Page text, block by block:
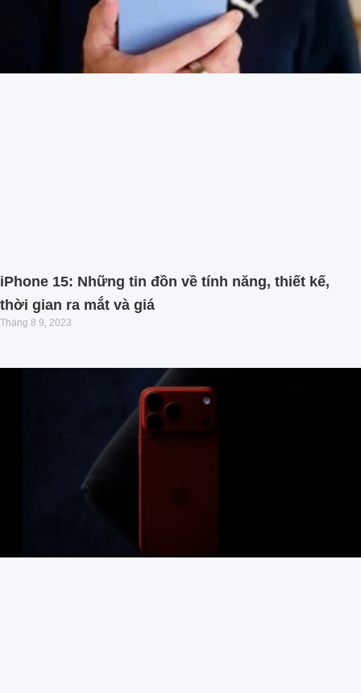
iPhone 15: Những tin đồn về tính năng, thiết kế,
thời gian ra mắt và giá
Tháng 8 9, 2023